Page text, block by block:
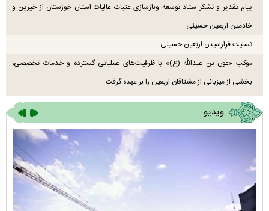
پیام تقدیر و تشکر ستاد توسعه وبازسازی عتبات عالیات استان خوزستان از خیرین و
خادمین اربعین حسینی
تسلیت فرارسیدن اربعین حسینی
موکب «عون بن عبدالله (ع)» با ظرفیت‌های عملیاتی گسترده و خدمات تخصصی،
بخشی از میزبانی از مشتاقان اربعین را بر عهده گرفت
ویدیو